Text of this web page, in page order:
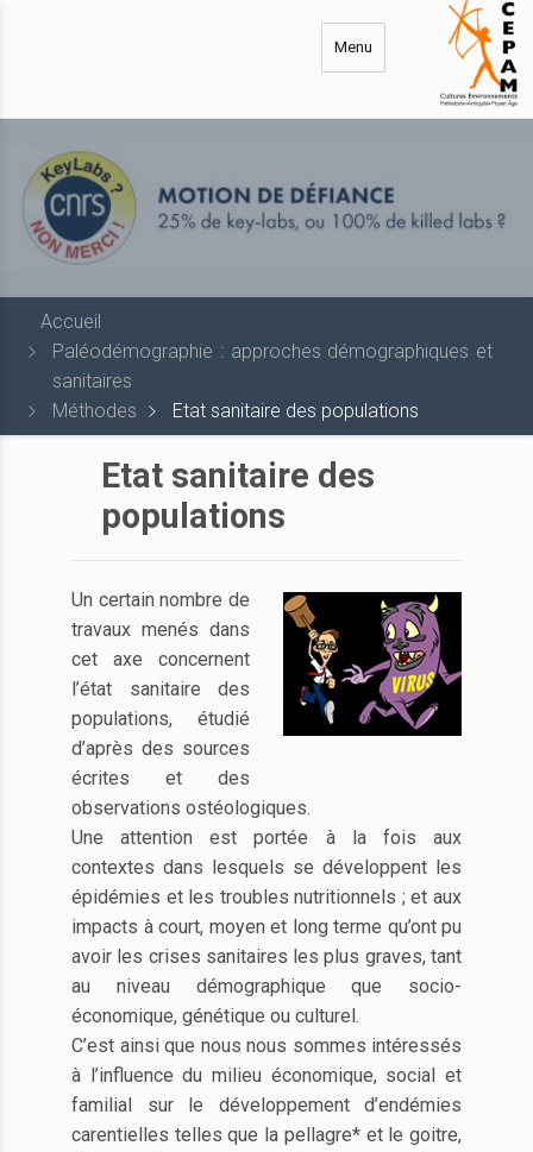
Menu
Accueil
Paléodémographie : approches démographiques et
sanitaires
Méthodes
Etat sanitaire des populations
Etat sanitaire des
populations
Un certain nombre de
travaux menés dans
cet axe concernent
l’état sanitaire des
populations, étudié
d’après des sources
écrites et des
observations ostéologiques.
Une attention est portée à la fois aux
contextes dans lesquels se développent les
épidémies et les troubles nutritionnels ; et aux
impacts à court, moyen et long terme qu’ont pu
avoir les crises sanitaires les plus graves, tant
au niveau démographique que socio-
économique, génétique ou culturel.
C’est ainsi que nous nous sommes intéressés
à l’influence du milieu économique, social et
familial sur le développement d’endémies
carentielles telles que la pellagre* et le goitre,